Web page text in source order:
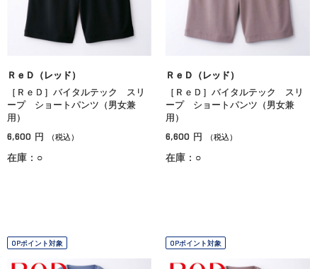
ＲｅＤ（レッド）
［ＲｅＤ］バイタルテック スリ
ープ ショートパンツ（男女兼
用）
6,600 円 （税込）
在庫：○
ＲｅＤ（レッド）
［ＲｅＤ］バイタルテック スリ
ープ ショートパンツ（男女兼
用）
6,600 円 （税込）
在庫：○
OPポイント対象 OPポイント対象